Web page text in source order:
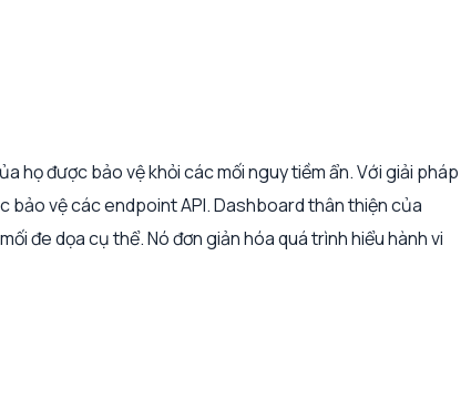
họ được bảo vệ khỏi các mối nguy tiềm ẩn. Với giải pháp
bảo vệ các endpoint API. Dashboard thân thiện của
đe dọa cụ thể. Nó đơn giản hóa quá trình hiểu hành vi